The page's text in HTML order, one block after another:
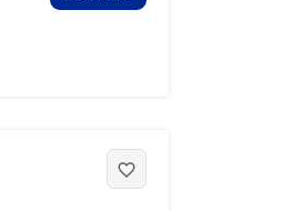
favorite_border